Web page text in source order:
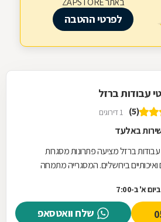
לפרטי ההטבה
עבודות ברזל
(5) 1 דירוגים
שירות באלעד
עבודות ברזל מציעה פתרונות מסגרות
ואיכותיים בירושלים. המסגרייה מתמחה
א' ב-7:00
שלח וואטסאפ